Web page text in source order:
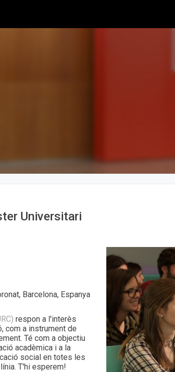
Universitari
Barcelona, Espanya
respon a l'interès
com a instrument de
Té com a objectiu
acadèmica i a la
social en totes les
T'hi esperem!